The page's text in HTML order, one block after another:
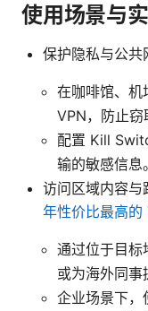
使用场景与
保护隐私与公共
在咖啡馆、机
VPN，防止窃
配置 Kill
输的敏感信息。
访问区域内容与
年性价比最高
通过位于目标
或为海外同事
企业场景下，